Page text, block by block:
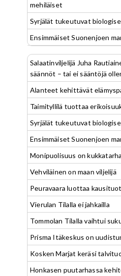
mehiläiset
Syrjälät tukeutuvat
Ensimmäiset Suonenjoen
Salaatinviljelijä Juha
säännöt – tai ei sääntöjä
Alanteet kehittävät
Taimityllilä tuottaa
Syrjälät tukeutuvat
Ensimmäiset Suonenjoen
Monipuolisuus on
Vehviläinen on maan viljelijä
Peuravaara luottaa
Vierulan Tilalla ei jahkailla
Tommolan Tilalla vaihtui
Prisma Itäkeskus on
Kosken Marjat keräsi
Honkasen puutarhassa